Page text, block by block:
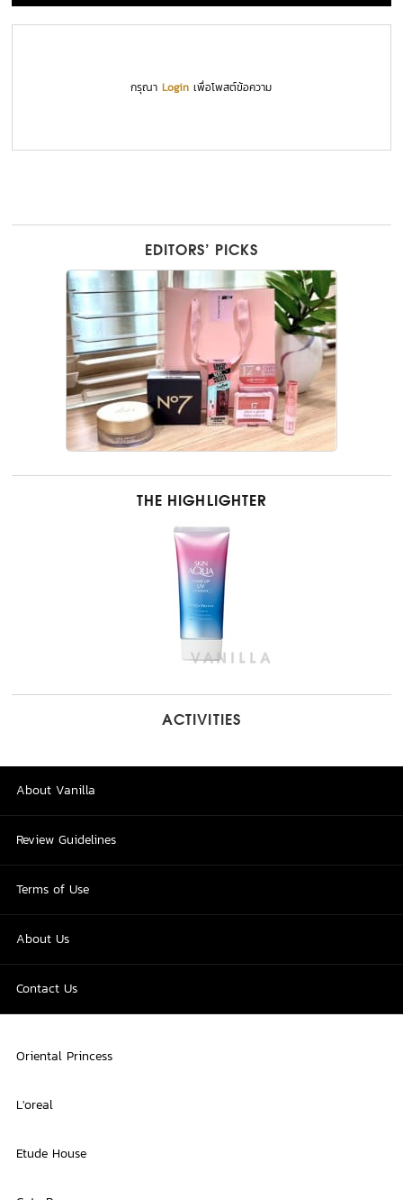
กรุณาLogin เพื่อโพสต์ข้อความ
EDITORS’ PICKS
THE HIGHLIGHTER
ACTIVITIES
About Vanilla
Review Guidelines
Terms of Use
About Us
Contact Us
Oriental Princess
L'oreal
Etude House